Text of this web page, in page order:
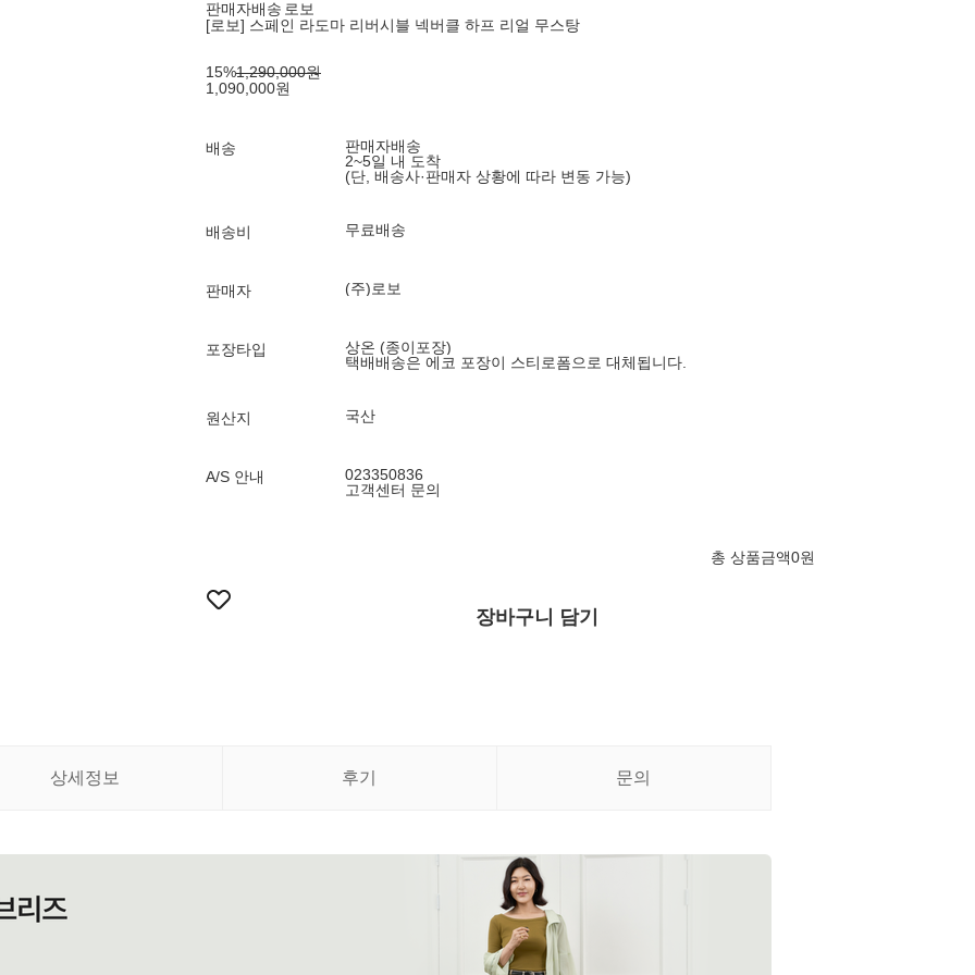
판매자배송 로보
[로보] 스페인 라도마 리버시블 넥버클 하프 리얼 무스탕
15%1,290,000원
1,090,000원
배송
판매자배송
2~5일 내 도착
(단, 배송사·판매자 상황에 따라 변동 가능)
배송비 무료배송
판매자 (주)로보
포장타입
상온 (종이포장)
택배배송은 에코 포장이 스티로폼으로 대체됩니다.
원산지 국산
A/S 안내
023350836
고객센터 문의
총 상품금액0원
장바구니 담기
상세정보 후기 문의